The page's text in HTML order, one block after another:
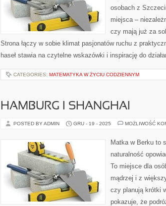
osobach z
miejsca –
czy mają już za
Strona łączy w sobie klimat pasjonatów ruchu z
haseł stawia na czytelne wskazówki i inspirację do
CATEGORIES: MATEMATYKA W ŻYCIU CODZIENNYM
HAMBURG I SHANGHAI
POSTED BY ADMIN GRU - 19 - 2025 MOŻLIWOŚĆ
Matka w Berku to
naturalność
To miejsce dla
mądrzej i z
czy planują krótki
pokazuje, że